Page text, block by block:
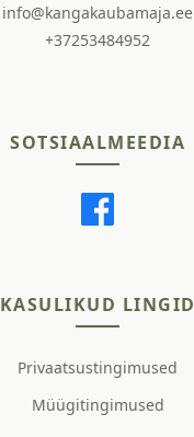
info@kangakaubamaja.ee
+37253484952
SOTSIAALMEEDIA
KASULIKUD LINGID
Privaatsustingimused
Müügitingimused